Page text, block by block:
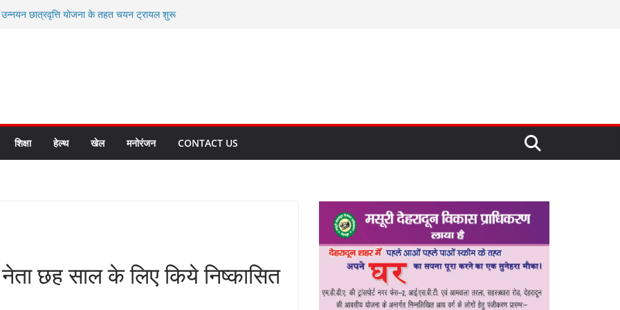
उन्नयन छात्रवृत्ति योजना के तहत चयन ट्रायल शुरू
के लिए अल्मोड़ा की गर्विता भाकुनी का
मित्र कैडेट्स का हुआ है चयन
सबसे बड़ी ताकत : मुख्यमंत्री पुष्कर सिंह धामी
बनाने के संकल्प को करना होगा साकार- मुख्यमंत्री
शिक्षा हेल्थ खेल मनोरंजन CONTACT US
छह साल के लिए किये निष्कासित